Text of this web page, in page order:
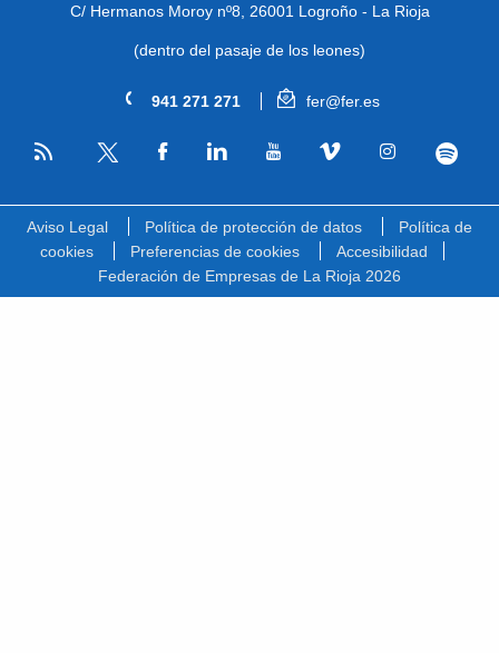
C/ Hermanos Moroy nº8, 26001 Logroño - La Rioja
(dentro del pasaje de los leones)
941 271 271 fer@fer.es
RSS
Aviso Legal Política de protección de datos
Política de
cookies
Preferencias de cookies
Accesibilidad
Federación de Empresas de La Rioja 2026